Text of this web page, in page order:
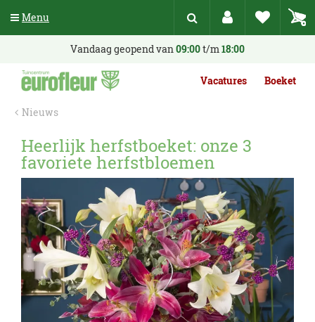
n
Nieuws
Vandaag geopend van09:00t/m18:00
Vacatures Boeket
Heerlijk herfstboeket: onze 3
favoriete herfstbloemen
Menu